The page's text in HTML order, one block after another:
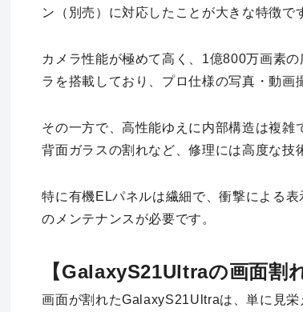
ン（別売）に対応したことが大きな特徴で
カメラ性能が極めて高く、1億800万画素
ラを搭載しており、プロ仕様の写真・動画
その一方で、高性能ゆえに内部構造は複雑
背面ガラスの割れなど、修理には高度な技
特に有機ELパネルは繊細で、衝撃による
のメンテナンスが必要です。
【GalaxyS21Ultraの画面割
画面が割れたGalaxyS21Ultraは、単に見